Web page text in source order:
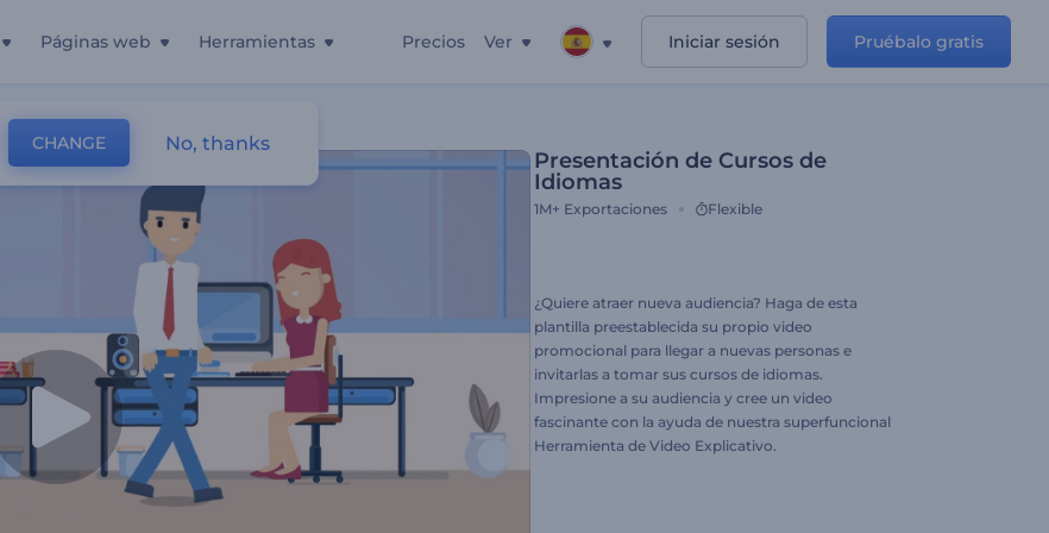
Páginas web Herramientas Precios Ver Iniciar sesión Pruébalo gratis
Presentación de Cursos de
Idiomas
1M+ Exportaciones Flexible
¿Quiere atraer nueva audiencia? Haga de esta
plantilla preestablecida su propio video
promocional para llegar a nuevas personas e
invitarlas a tomar sus cursos de idiomas.
Impresione a su audiencia y cree un video
fascinante con la ayuda de nuestra superfuncional
Herramienta de Video Explicativo.
CHANGE No, thanks